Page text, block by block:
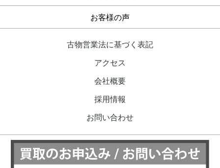
お客様の声
古物営業法に基づく表記
アクセス
会社概要
採用情報
お問い合わせ